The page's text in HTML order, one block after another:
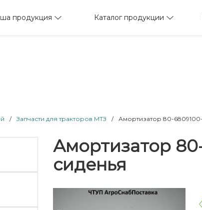
продукция Каталог продукции
/ Запчасти для тракторов МТЗ / Амортизатор 80-6809100-
Амортизатор
сиденья